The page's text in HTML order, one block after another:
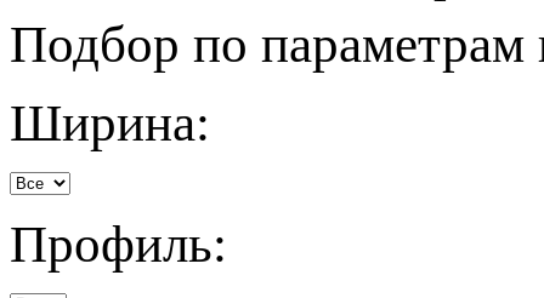
Подбор по
Ширина:
Профиль: